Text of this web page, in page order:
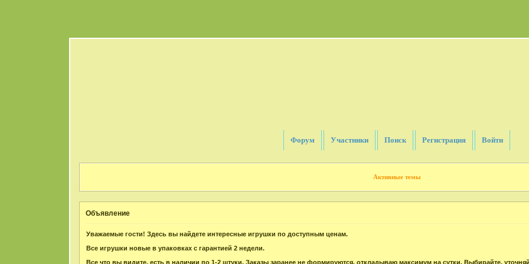
Форум Участники Поиск Регистрация Войти
Активные темы
Объявление
Уважаемые гости! Здесь вы найдете интересные игрушки по доступным ценам.
Все игрушки новые в упаковках с гарантией 2 недели.
Все что вы видите, есть в наличии по 1-2 штуки. Заказы заранее не формируются, откладываю максимум на сутки. Выбирайте,